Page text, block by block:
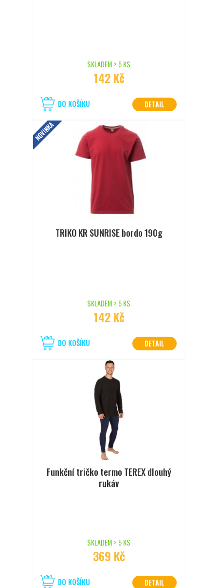
SKLADEM > 5 KS
142 Kč
DETAIL
DO KOŠÍKU
TRIKO KR SUNRISE bordo 190g
SKLADEM > 5 KS
142 Kč
DETAIL
NOVINKA
DO KOŠÍKU
Funkční tričko termo TEREX dlouhý
rukáv
SKLADEM > 5 KS
369 Kč
DETAIL
DO KOŠÍKU